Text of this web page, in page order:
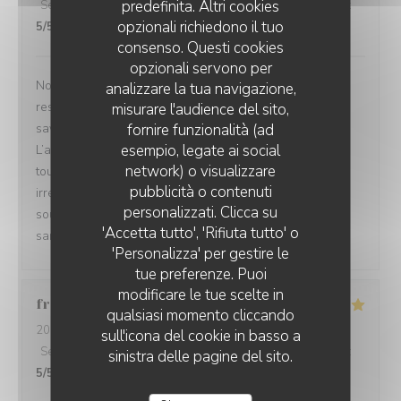
predefinita. Altri cookies
opzionali richiedono il tuo
consenso. Questi cookies
opzionali servono per
analizzare la tua navigazione,
misurare l'audience del sito,
fornire funzionalità (ad
esempio, legate ai social
network) o visualizzare
pubblicità o contenuti
personalizzati. Clicca su
'Accetta tutto', 'Rifiuta tutto' o
'Personalizza' per gestire le
tue preferenze. Puoi
modificare le tue scelte in
qualsiasi momento cliccando
sull'icona del cookie in basso a
sinistra delle pagine del sito.
Servizio
Atmosfera: 5/5 Cucina:5/5 Qualità / Prezzo
:
5/5
Nous avons passé un excellent moment dans ce
restaurant. Le couscous était absolument délicieux,
savoureux et parfaitement préparé — un vrai régal !
L’accueil a été particulièrement chaleureux, on se sent
tout de suite à l’aise. Le service était également
irréprochable : attentionné, rapide et toujours avec le
sourire. Une très belle découverte que je recommande
sans hésiter !
frederic
2026-02-26 - 20:00 - Ospiti 2
Servizio
Atmosfera: 5/5 Cucina: 5/5 Qualità / Prezzo
5/5
LE GOURBI